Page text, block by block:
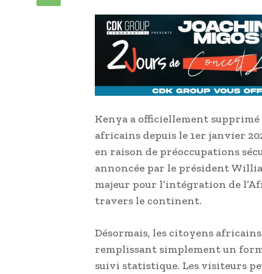
Kenya a officiellement
africains depuis le 1er janvier
en raison de préoccupations
annoncée par le président
majeur pour l’intégration de
travers le continent.
Désormais, les citoyens
remplissant simplement un
suivi statistique. Les visiteurs